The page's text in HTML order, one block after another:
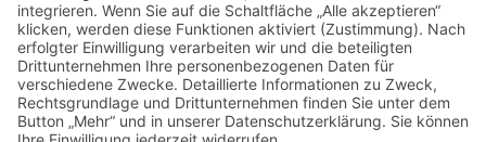
ORGANSPENDEAUSWEIS
DER BZGA